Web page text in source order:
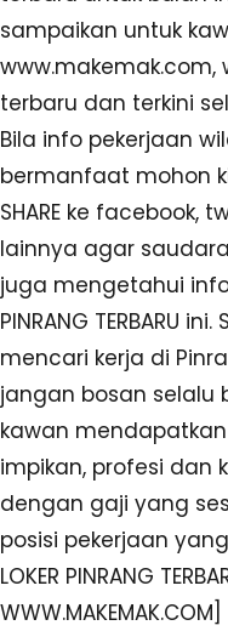
sampaikan untuk
www.makemak.com,
terbaru dan terkini
Bila info pekerjaan
bermanfaat mohon
SHARE ke facebook,
lainnya agar
juga mengetahui
PINRANG TERBARU
mencari kerja di
jangan bosan selalu
kawan
impikan, profesi dan
dengan gaji yang
posisi pekerjaan
LOKER PINRANG
WWW.MAKEMAK.COM]